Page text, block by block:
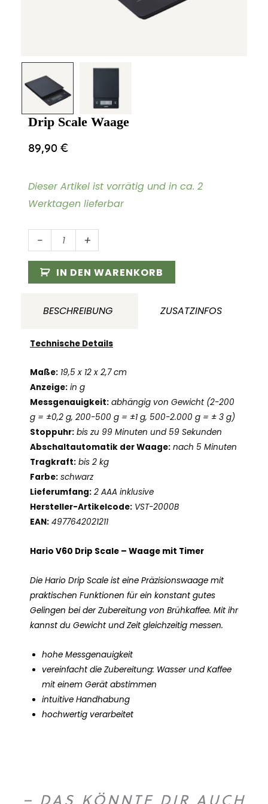
Drip Scale Waage
89,90€
Dieser Artikel ist vorrätig und in ca. 2
Werktagen lieferbar
-
Drip
Scale
Waage
+
IN DEN WARENKORB
BESCHREIBUNG ZUSATZINFOS
Technische Details
Maße: 19,5 x 12 x 2,7 cm
Anzeige: in g
Messgenauigkeit: abhängig von Gewicht (2-200
g = ±0,2 g, 200-500 g = ±1 g, 500-2.000 g = ± 3 g)
Stoppuhr: bis zu 99 Minuten und 59 Sekunden
Abschaltautomatik der Waage: nach 5 Minuten
Tragkraft: bis 2 kg
Farbe: schwarz
Lieferumfang: 2 AAA inklusive
Hersteller-Artikelcode: VST-2000B
EAN: 4977642021211
Hario V60 Drip Scale – Waage mit Timer
Die Hario Drip Scale ist eine Präzisionswaage mit
praktischen Funktionen für ein konstant gutes
Gelingen bei der Zubereitung von Brühkaffee. Mit ihr
kannst du Gewicht und Zeit gleichzeitig messen.
hohe Messgenauigkeit
vereinfacht die Zubereitung: Wasser und Kaffee
mit einem Gerät abstimmen
intuitive Handhabung
hochwertig verarbeitet
– DAS KÖNNTE DIR AUCH